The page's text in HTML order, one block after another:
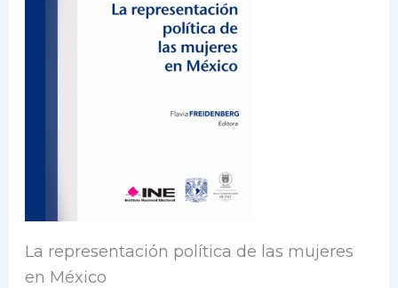
La representación política de las mujeres
en México